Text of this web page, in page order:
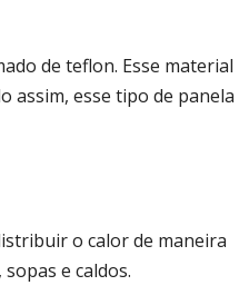
de teflon. Esse material
assim, esse tipo de panela
o calor de maneira
e caldos.